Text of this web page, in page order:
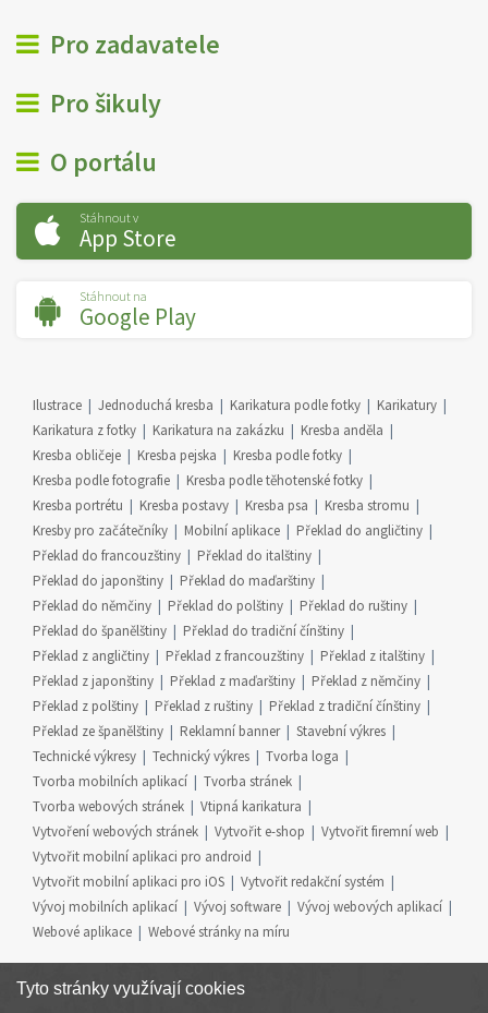
Pro zadavatele
Pro šikuly
O portálu
Stáhnout v
App Store
Stáhnout na
Google Play
Ilustrace Jednoduchá kresba Karikatura podle fotky
Karikatury
Karikatura z fotky
Karikatura na zakázku
Kresba anděla
Kresba obličeje
Kresba pejska
Kresba podle fotky
Kresba podle fotografie
Kresba podle těhotenské fotky
Kresba portrétu
Kresba postavy Kresba psa
Kresba stromu
Kresby pro začátečníky
Mobilní aplikace
Překlad do angličtiny
Překlad do francouzštiny
Překlad do italštiny
Překlad do japonštiny
Překlad do maďarštiny
Překlad do němčiny
Překlad do polštiny
Překlad do ruštiny
Překlad do španělštiny
Překlad do tradiční čínštiny
Překlad z angličtiny
Překlad z francouzštiny
Překlad z italštiny
Překlad z japonštiny
Překlad z maďarštiny
Překlad z němčiny
Překlad z polštiny
Překlad z ruštiny
Překlad z tradiční čínštiny
Překlad ze španělštiny
Reklamní banner
Stavební výkres
Technické výkresy
Technický výkres
Tvorba loga
Tvorba mobilních aplikací
Tvorba stránek
Tvorba webových stránek
Vtipná karikatura
Vytvoření webových stránek
Vytvořit e-shop
Vytvořit firemní web
Vytvořit mobilní aplikaci pro android
Vytvořit mobilní aplikaci pro iOS
Vytvořit redakční systém
Vývoj mobilních aplikací
Vývoj software
Vývoj webových aplikací
Webové aplikace
Webové stránky na míru
Tyto stránky využívají cookies